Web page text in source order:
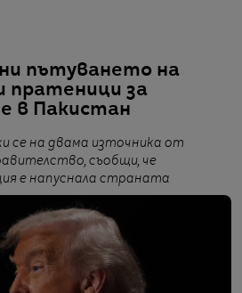
пътуването на
пратеници за
в Пакистан
се на двама източника от
съобщи, че
е напуснала страната